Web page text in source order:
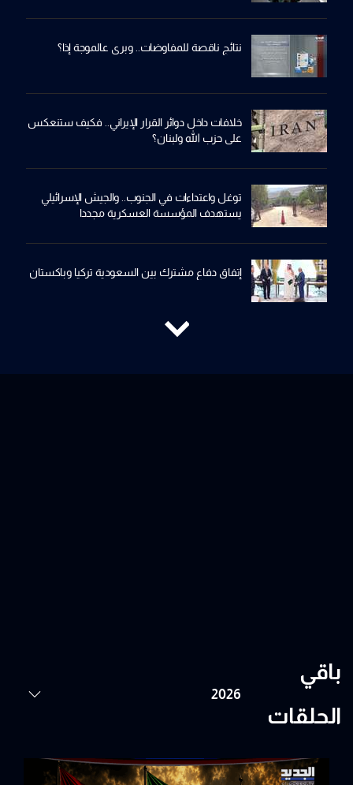
نتائج ناقصة للمفاوضات.. وبري عالموجة إذا؟
خلافات داخل دوائر القرار الإيراني.. فكيف ستنعكس
على حزب الله ولبنان؟
توغل واعتداءات في الجنوب.. والجيش الإسرائيلي
يستهدف المؤسسة العسكرية مجددا
إتفاق دفاع مشترك بين السعودية تركيا وباكستان
باقي
الحلقات